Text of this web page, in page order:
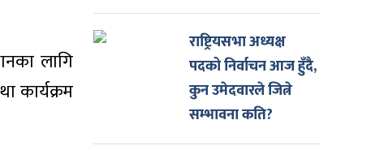
लागि
कार्यक्रम
राष्ट्रियसभा अध्यक्ष
पदको निर्वाचन आज हुँदै,
कुन उमेदवारले जित्ने
सम्भावना कति?